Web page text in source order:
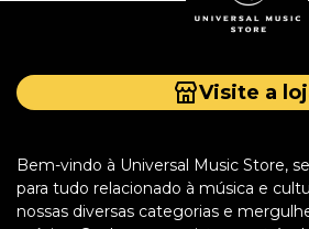
Visite a
Bem-vindo à Universal Music Store,
para tudo relacionado à música e
nossas diversas categorias e